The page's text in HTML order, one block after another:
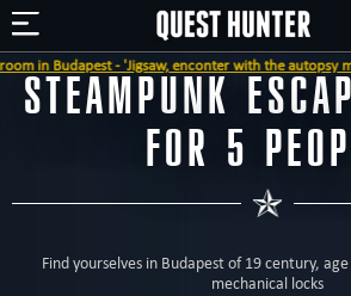
- 'Jigsaw, enconter with the autopsy mester'
STEAMPUNK
FOR 5
Find yourselves in Budapest of 19 century,
mechanical locks